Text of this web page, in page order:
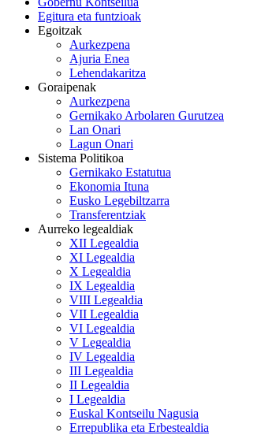
Egitura eta funtzioak
Egoitzak
Aurkezpena
Ajuria Enea
Lehendakaritza
Goraipenak
Aurkezpena
Gernikako Arbolaren Gurutzea
Lan Onari
Lagun Onari
Sistema Politikoa
Gernikako Estatutua
Ekonomia Ituna
Eusko Legebiltzarra
Transferentziak
Aurreko legealdiak
XII Legealdia
XI Legealdia
X Legealdia
IX Legealdia
VIII Legealdia
VII Legealdia
VI Legealdia
V Legealdia
IV Legealdia
III Legealdia
II Legealdia
I Legealdia
Euskal Kontseilu Nagusia
Errepublika eta Erbestealdia